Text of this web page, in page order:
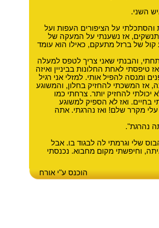
השני.
והסתכלתי על הציפורים העפות ועל
אז נשענתי על המעקה של
של ברזל מתעקם, כאילו הוא עומד
והבנתי שאני צריך לטפס למעלה
לאחת החלונות בביניין ואיזה
ומנסה להפיל אותי. למזלי אני רגיל
אז המשכתי להחזיק בחלון, והמשוגע
יכולתי להחזיק יותר. צרחתי כמו
בחיים. ואז לא הספיק למשוגע
וזרק עלי מקרר שלם! ואז נהרגתי. אתה
נהרגת".
שלי וגרמתי לה לבגוד בו. אבל
וחיפשתי מקום מחבוא. נכנסתי
הוכנס ע"י אורח